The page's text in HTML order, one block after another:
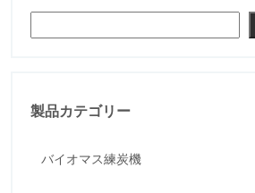
製品カテゴリー
バイオマス練炭機